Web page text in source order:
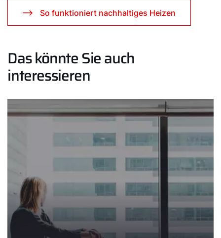
So funktioniert nachhaltiges Heizen
Das könnte Sie auch
interessieren